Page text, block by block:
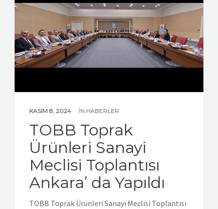
KASIM 8, 2024 IN HABERLER
TOBB Toprak
Ürünleri Sanayi
Meclisi Toplantısı
Ankara’ da Yapıldı
TOBB Toprak Ürünleri Sanayi Meclisi Toplantısı